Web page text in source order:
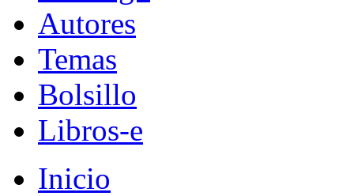
Autores
Temas
Bolsillo
Libros-e
Inicio